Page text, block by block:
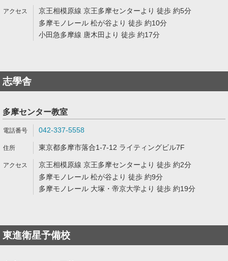
京王相模原線 京王多摩センターより 徒歩 約5分
多摩モノレール 松が谷より 徒歩 約10分
小田急多摩線 唐木田より 徒歩 約17分
志學舎
多摩センター教室
042-337-5558
東京都多摩市落合1-7-12 ライティングビル7F
京王相模原線 京王多摩センターより 徒歩 約2分
多摩モノレール 松が谷より 徒歩 約9分
多摩モノレール 大塚・帝京大学より 徒歩 約19分
東進衛星予備校